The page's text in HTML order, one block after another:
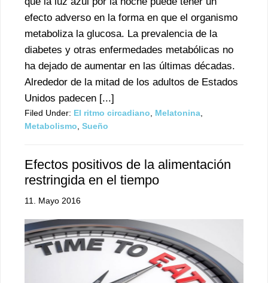
efecto adverso en la forma en que el organismo
metaboliza la glucosa. La prevalencia de la
diabetes y otras enfermedades metabólicas no
ha dejado de aumentar en las últimas décadas.
Alrededor de la mitad de los adultos de Estados
Unidos padecen [...]
Filed Under: El ritmo circadiano Melatonina
Metabolismo Sueño
Efectos positivos de la alimentación
restringida en el tiempo
11. Mayo 2016